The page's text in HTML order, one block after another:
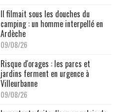
Il filmait sous les douches du
camping : un homme interpellé en
Ardèche
09/08/26
Risque d'orages : les parcs et
jardins ferment en urgence à
Villeurbanne
09/08/26